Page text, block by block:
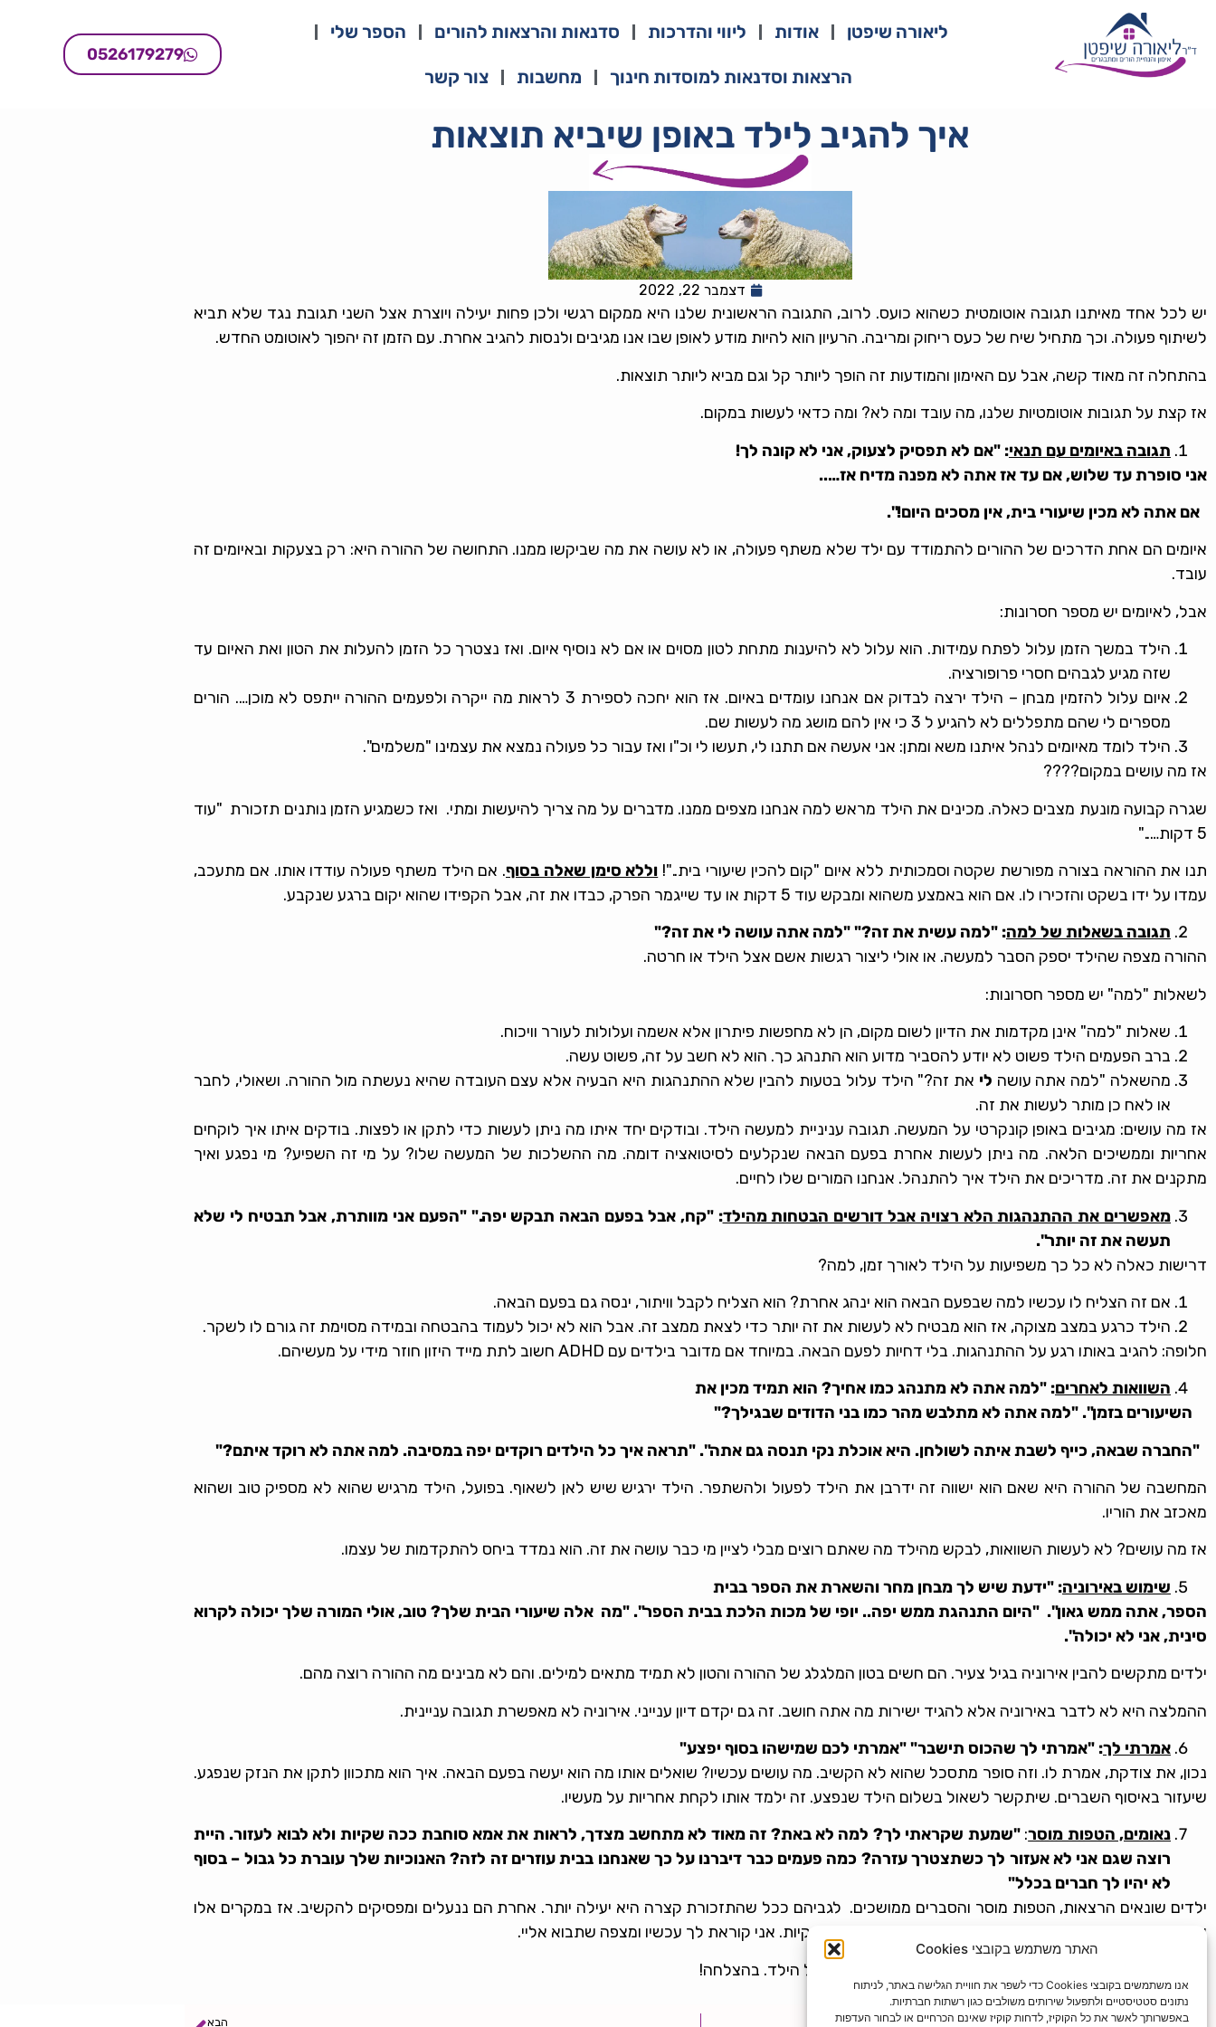
האתר משתמש בקובצי Cookies
אנו משתמשים בקובצי Cookies כדי לשפר את חוויית הגלישה באתר, לניתוח
נתונים סטטיסטיים ולתפעול שירותים משולבים כגון רשתות חברתיות.
באפשרותך לאשר את כל הקוקיז, לדחות קוקיז שאינם הכרחיים או לבחור העדפות
ליאורה שיפטן אודות ליווי והדרכות סדנאות והרצאות להורים הספר שלי
הרצאות וסדנאות למוסדות חינוך מחשבות צור קשר
0526179279
איך להגיב לילד באופן שיביא תוצאות
דצמבר 22, 2022
יש לכל אחד מאיתנו תגובה אוטומטית כשהוא כועס. לרוב, התגובה הראשונית שלנו היא ממקום רגשי ולכן פחות יעילה ויוצרת אצל השני תגובת נגד שלא תביא
לשיתוף פעולה. וכך מתחיל שיח של כעס ריחוק ומריבה. הרעיון הוא להיות מודע לאופן שבו אנו מגיבים ולנסות להגיב אחרת. עם הזמן זה יהפוך לאוטומט החדש.
בהתחלה זה מאוד קשה, אבל עם האימון והמודעות זה הופך ליותר קל וגם מביא ליותר תוצאות.
אז קצת על תגובות אוטומטיות שלנו, מה עובד ומה לא? ומה כדאי לעשות במקום.
תגובה באיומים עם תנאי: "אם לא תפסיק לצעוק, אני לא קונה לך!
אני סופרת עד שלוש, אם עד אז אתה לא מפנה מדיח אז…..
אם אתה לא מכין שיעורי בית, אין מסכים היום!".
איומים הם אחת הדרכים של ההורים להתמודד עם ילד שלא משתף פעולה, או לא עושה את מה שביקשו ממנו. התחושה של ההורה היא: רק בצעקות ובאיומים זה
עובד.
אבל, לאיומים יש מספר חסרונות:
הילד במשך הזמן עלול לפתח עמידות. הוא עלול לא להיענות מתחת לטון מסוים או אם לא נוסיף איום. ואז נצטרך כל הזמן להעלות את הטון ואת האיום עד
שזה מגיע לגבהים חסרי פרופורציה.
איום עלול להזמין מבחן – הילד ירצה לבדוק אם אנחנו עומדים באיום. אז הוא יחכה לספירת 3 לראות מה ייקרה ולפעמים ההורה ייתפס לא מוכן…. הורים
מספרים לי שהם מתפללים לא להגיע ל 3 כי אין להם מושג מה לעשות שם.
הילד לומד מאיומים לנהל איתנו משא ומתן: אני אעשה אם תתנו לי, תעשו לי וכ"ו ואז עבור כל פעולה נמצא את עצמינו "משלמים".
אז מה עושים במקום????
שגרה קבועה מונעת מצבים כאלה. מכינים את הילד מראש למה אנחנו מצפים ממנו. מדברים על מה צריך להיעשות ומתי. ואז כשמגיע הזמן נותנים תזכורת "עוד
5 דקות….."
תנו את ההוראה בצורה מפורשת שקטה וסמכותית ללא איום "קום להכין שיעורי בית.."! וללא סימן שאלה בסוף. אם הילד משתף פעולה עודדו אותו. אם מתעכב,
עמדו על ידו בשקט והזכירו לו. אם הוא באמצע משהוא ומבקש עוד 5 דקות או עד שייגמר הפרק, כבדו את זה, אבל הקפידו שהוא יקום ברגע שנקבע.
תגובה בשאלות של למה: "למה עשית את זה?" "למה אתה עושה לי את זה?"
ההורה מצפה שהילד יספק הסבר למעשה. או אולי ליצור רגשות אשם אצל הילד או חרטה.
לשאלות "למה" יש מספר חסרונות:
שאלות "למה" אינן מקדמות את הדיון לשום מקום, הן לא מחפשות פיתרון אלא אשמה ועלולות לעורר וויכוח.
ברב הפעמים הילד פשוט לא יודע להסביר מדוע הוא התנהג כך. הוא לא חשב על זה, פשוט עשה.
מהשאלה "למה אתה עושה לי את זה?" הילד עלול בטעות להבין שלא ההתנהגות היא הבעיה אלא עצם העובדה שהיא נעשתה מול ההורה. ושאולי, לחבר
או לאח כן מותר לעשות את זה.
אז מה עושים: מגיבים באופן קונקרטי על המעשה. תגובה עניניית למעשה הילד. ובודקים יחד איתו מה ניתן לעשות כדי לתקן או לפצות. בודקים איתו איך לוקחים
אחריות וממשיכים הלאה. מה ניתן לעשות אחרת בפעם הבאה שנקלעים לסיטואציה דומה. מה ההשלכות של המעשה שלו? על מי זה השפיע? מי נפגע ואיך
מתקנים את זה. מדריכים את הילד איך להתנהל. אנחנו המורים שלו לחיים.
מאפשרים את ההתנהגות הלא רצויה אבל דורשים הבטחות מהילד: "קח, אבל בפעם הבאה תבקש יפה." "הפעם אני מוותרת, אבל תבטיח לי שלא
תעשה את זה יותר".
דרישות כאלה לא כל כך משפיעות על הילד לאורך זמן, למה?
אם זה הצליח לו עכשיו למה שבפעם הבאה הוא ינהג אחרת? הוא הצליח לקבל וויתור, ינסה גם בפעם הבאה.
הילד כרגע במצב מצוקה, אז הוא מבטיח לא לעשות את זה יותר כדי לצאת ממצב זה. אבל הוא לא יכול לעמוד בהבטחה ובמידה מסוימת זה גורם לו לשקר.
חלופה: להגיב באותו רגע על ההתנהגות. בלי דחיות לפעם הבאה. במיוחד אם מדובר בילדים עם ADHD חשוב לתת מייד היזון חוזר מידי על מעשיהם.
השוואות לאחרים: "למה אתה לא מתנהג כמו אחיך? הוא תמיד מכין את
השיעורים בזמן". "למה אתה לא מתלבש מהר כמו בני הדודים שבגילך?"
"החברה שבאה, כייף לשבת איתה לשולחן. היא אוכלת נקי תנסה גם אתה". "תראה איך כל הילדים רוקדים יפה במסיבה. למה אתה לא רוקד איתם?"
המחשבה של ההורה היא שאם הוא ישווה זה ידרבן את הילד לפעול ולהשתפר. הילד ירגיש שיש לאן לשאוף. בפועל, הילד מרגיש שהוא לא מספיק טוב ושהוא
מאכזב את הוריו.
אז מה עושים? לא לעשות השוואות, לבקש מהילד מה שאתם רוצים מבלי לציין מי כבר עושה את זה. הוא נמדד ביחס להתקדמות של עצמו.
שימוש באירוניה: "ידעת שיש לך מבחן מחר והשארת את הספר בבית
הספר, אתה ממש גאון". "היום התנהגת ממש יפה.. יופי של מכות הלכת בבית הספר". "מה אלה שיעורי הבית שלך? טוב, אולי המורה שלך יכולה לקרוא
סינית, אני לא יכולה".
ילדים מתקשים להבין אירוניה בגיל צעיר. הם חשים בטון המלגלג של ההורה והטון לא תמיד מתאים למילים. והם לא מבינים מה ההורה רוצה מהם.
ההמלצה היא לא לדבר באירוניה אלא להגיד ישירות מה אתה חושב. זה גם יקדם דיון ענייני. אירוניה לא מאפשרת תגובה עניינית.
אמרתי לך: "אמרתי לך שהכוס תישבר" "אמרתי לכם שמישהו בסוף יפצע"
נכון, את צודקת, אמרת לו. וזה סופר מתסכל שהוא לא הקשיב. מה עושים עכשיו? שואלים אותו מה הוא יעשה בפעם הבאה. איך הוא מתכוון לתקן את הנזק שנפגע.
שיעזור באיסוף השברים. שיתקשר לשאול בשלום הילד שנפצע. זה ילמד אותו לקחת אחריות על מעשיו.
נאומים, הטפות מוסר:"שמעת שקראתי לך? למה לא באת? זה מאוד לא מתחשב מצדך, לראות את אמא סוחבת ככה שקיות ולא לבוא לעזור. היית
רוצה שגם אני לא אעזור לך כשתצטרך עזרה? כמה פעמים כבר דיברנו על כך שאנחנו בבית עוזרים זה לזה? האנוכיות שלך עוברת כל גבול – בסוף
לא יהיו לך חברים בכלל"
ילדים שונאים הרצאות, הטפות מוסר והסברים ממושכים. לגביהם ככל שהתזכורת קצרה היא יעילה יותר. אחרת הם ננעלים ומפסיקים להקשיב. אז במקרים אלו
צריך להפוך את התלונה לבקשה: בוא תעזור לי בבקשה עם השקיות. אני קוראת לך עכשיו ומצפה שתבוא אליי.
התהליך של שינוי התגובה שלנו יביא בעקבותיו שינוי בתגובה של הילד. בהצלחה!
הקודם הבא